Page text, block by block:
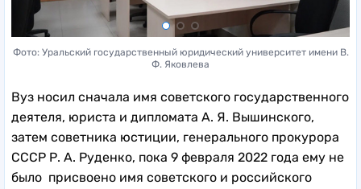
Фото: Уральский государственный юридический университет имени В.
Ф. Яковлева
Вуз носил сначала имя советского государственного
деятеля, юриста и дипломата А. Я. Вышинского,
затем советника юстиции, генерального прокурора
СССР Р. А. Руденко, пока 9 февраля 2022 года ему не
было присвоено имя советского и российского